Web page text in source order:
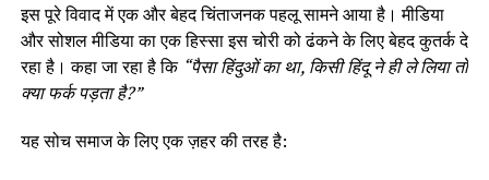
इस पूरे विवाद में एक और बेहद चिंताजनक पहलू सामने आया है। मीडिया
और सोशल मीडिया का एक हिस्सा इस चोरी को ढंकने के लिए बेहद कुतर्क दे
रहा है। कहा जा रहा है कि “पैसा हिंदुओं का था, किसी हिंदू ने ही ले लिया तो
क्या फर्क पड़ता है?”
यह सोच समाज के लिए एक ज़हर की तरह है: